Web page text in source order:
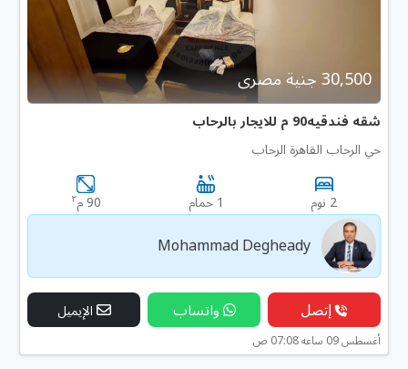
30,500 جنية مصرى
شقه فندقيه90 م للايجار بالرحاب
حي الرحاب القاهرة الرحاب
2 نوم 1 حمام 90 م ٢
Mohammad Degheady
إتصل واتساب الإيميل
أغسطس 09 ساعه 07:08 ص